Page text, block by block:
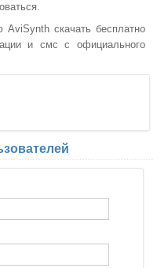
скачать бесплатно
и смс с официального